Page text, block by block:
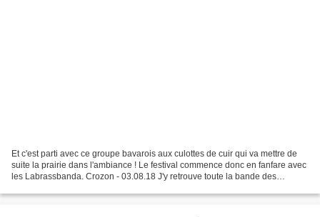
Et c'est parti avec ce groupe bavarois aux culottes de cuir qui va mettre de
suite la prairie dans l'ambiance ! Le festival commence donc en fanfare avec
les Labrassbanda. Crozon - 03.08.18 J'y retrouve toute la bande des